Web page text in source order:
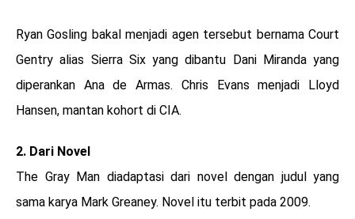
Ryan Gosling bakal menjadi agen tersebut bernama Court
Gentry alias Sierra Six yang dibantu Dani Miranda yang
diperankan Ana de Armas. Chris Evans menjadi Lloyd
Hansen, mantan kohort di CIA.
2. Dari Novel
The Gray Man diadaptasi dari novel dengan judul yang
sama karya Mark Greaney. Novel itu terbit pada 2009.